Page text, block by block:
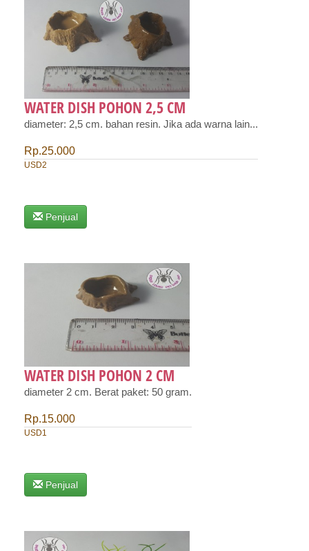
WATER DISH POHON 2,5 CM
diameter: 2,5 cm. bahan resin. Jika ada warna lain...
Rp.25.000
USD2
Penjual
WATER DISH POHON 2 CM
diameter 2 cm. Berat paket: 50 gram.
Rp.15.000
USD1
Penjual